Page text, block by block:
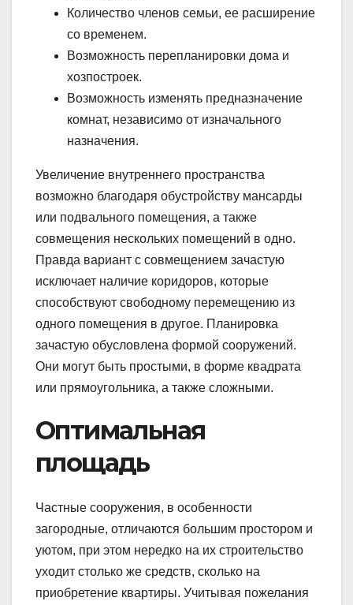
Количество членов семьи, ее расширение
со временем.
Возможность перепланировки дома и
хозпостроек.
Возможность изменять предназначение
комнат, независимо от изначального
назначения.
Увеличение внутреннего пространства
возможно благодаря обустройству мансарды
или подвального помещения, а также
совмещения нескольких помещений в одно.
Правда вариант с совмещением зачастую
исключает наличие коридоров, которые
способствуют свободному перемещению из
одного помещения в другое. Планировка
зачастую обусловлена формой сооружений.
Они могут быть простыми, в форме квадрата
или прямоугольника, а также сложными.
Оптимальная
площадь
Частные сооружения, в особенности
загородные, отличаются большим простором и
уютом, при этом нередко на их строительство
уходит столько же средств, сколько на
приобретение квартиры. Учитывая пожелания